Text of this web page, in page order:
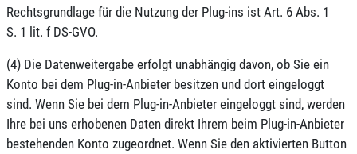
Rechtsgrundlage für die Nutzung der Plug-ins ist Art. 6 Abs. 1
S. 1 lit. f DS-GVO.
(4) Die Datenweitergabe erfolgt unabhängig davon, ob Sie ein
Konto bei dem Plug-in-Anbieter besitzen und dort eingeloggt
sind. Wenn Sie bei dem Plug-in-Anbieter eingeloggt sind, werden
Ihre bei uns erhobenen Daten direkt Ihrem beim Plug-in-Anbieter
bestehenden Konto zugeordnet. Wenn Sie den aktivierten Button